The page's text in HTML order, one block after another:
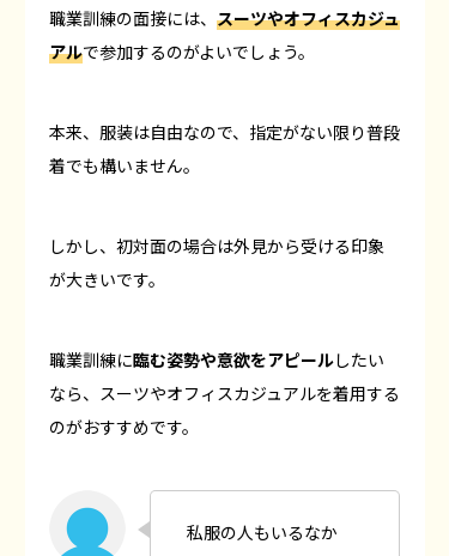
職業訓練の面接には、 スーツやオフィスカジュ
アルで参加するのがよいでしょう。
本来、服装は自由なので、指定がない限り普段
着でも構いません。
しかし、初対面の場合は外見から受ける印象
が大きいです。
職業訓練に臨む姿勢や意欲をアピールしたい
なら、スーツやオフィスカジュアルを着用する
のがおすすめです。
私服の人もいるなか